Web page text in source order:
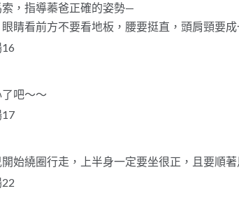
，指導蓁爸正確的姿勢—
睛看前方不要看地板，腰要挺直，頭肩頸要
吧～～
始繞圈行走，上半身一定要坐很正，且要順